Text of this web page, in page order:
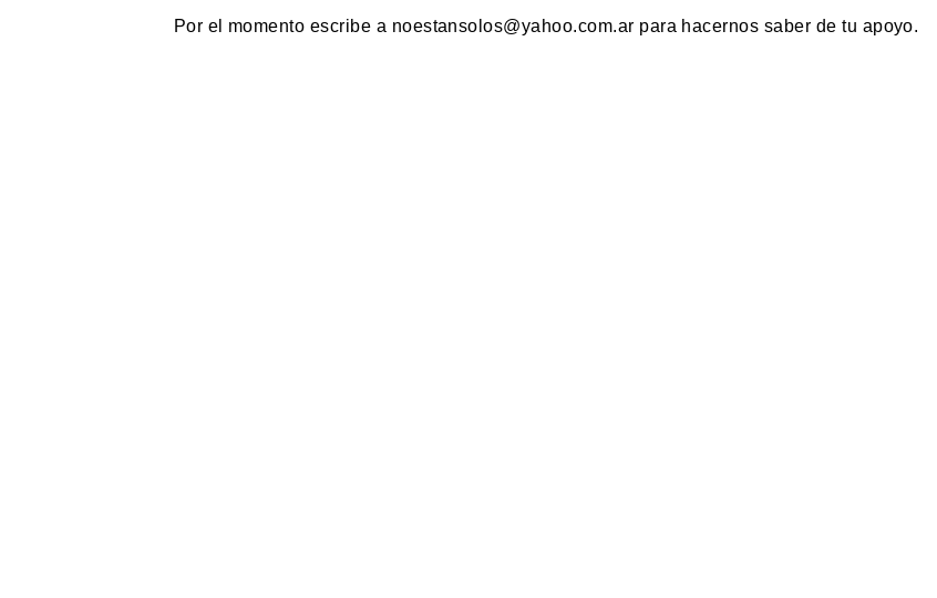
Por el momento escribe a noestansolos@yahoo.com.ar para hacernos saber de tu apoyo.